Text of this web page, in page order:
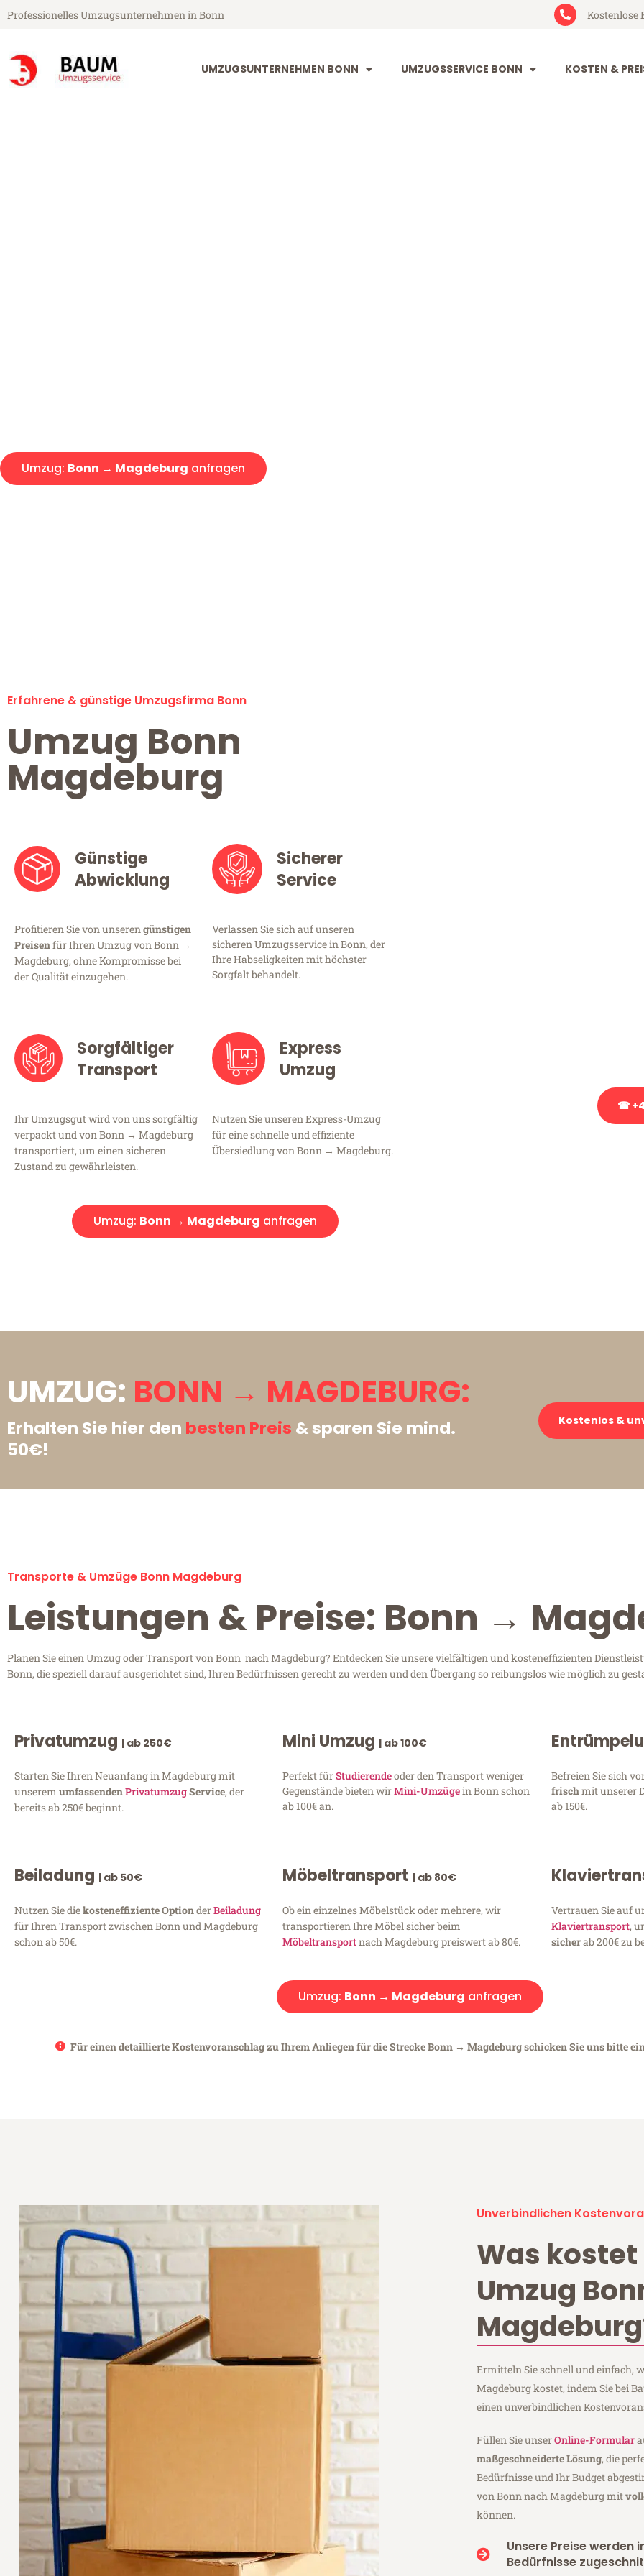
Professionelles Umzugsunternehmen in Bonn Kostenlose
UMZUGSUNTERNEHMEN BONN UMZUGSSERVICE BONN KOSTEN &
Umzug: Bonn → Magdeburg anfragen
Erfahrene & günstige Umzugsfirma Bonn
Umzug Bonn
Magdeburg
Günstige
Abwicklung
Profitieren Sie von unserengünstigen
Preisenfür Ihren Umzug von Bonn →
Magdeburg, ohne Kompromisse bei
der Qualität einzugehen.
Sicherer
Service
Verlassen Sie sich auf unseren
sicheren Umzugsservice in Bonn, der
Ihre Habseligkeiten mit höchster
Sorgfalt behandelt.
Sorgfältiger
Transport
Ihr Umzugsgut wird von uns sorgfältig
verpackt und von Bonn → Magdeburg
transportiert, um einen sicheren
Zustand zu gewährleisten.
Express
Umzug
Nutzen Sie unseren Express-Umzug
für eine schnelle und effiziente
Übersiedlung von Bonn → Magdeburg.
Umzug: Bonn → Magdeburg anfragen
☎
UMZUG: BONN → MAGDEBURG:
Erhalten Sie hier den besten Preis & sparen Sie mind.
50€!
Kostenlos &
Transporte & Umzüge Bonn Magdeburg
Leistungen & Preise: Bonn →
Planen Sie einen Umzug oder Transport von Bonn nach Magdeburg? Entdecken Sie unsere vielfältigen und kosteneffizienten
Bonn, die speziell darauf ausgerichtet sind, Ihren Bedürfnissen gerecht zu werden und den Übergang so reibungslos wie möglich zu
Privatumzug | ab 250€
Starten Sie Ihren Neuanfang in Magdeburg mit
unserem umfassendenPrivatumzugService, der
bereits ab 250€ beginnt.
Mini Umzug | ab 100€
Perfekt fürStudierendeoder den Transport weniger
Gegenstände bieten wirMini-Umzügein Bonn schon
ab 100€ an.
Befreien Sie sich
frischmit unserer
ab 150€.
Beiladung | ab 50€
Nutzen Sie diekosteneffiziente OptionderBeiladung
für Ihren Transport zwischen Bonn und Magdeburg
schon ab 50€.
Möbeltransport | ab 80€
Ob ein einzelnes Möbelstück oder mehrere, wir
transportieren Ihre Möbel sicher beim
Möbeltransportnach Magdeburg preiswert ab 80€.
Vertrauen Sie auf
Klaviertransport,
sicherab 200€ zu
Umzug: Bonn → Magdeburg anfragen
Für einen detaillierte Kostenvoranschlag zu Ihrem Anliegen für die Strecke Bonn → Magdeburg schicken Sie uns bitte
Unverbindlichen
Was kostet
Umzug
Ermitteln Sie schnell und einfach,
Magdeburg kostet, indem Sie bei
einen unverbindlichen
Füllen Sie unserOnline-Formular
maßgeschneiderte Lösung, die
Bedürfnisse und Ihr Budget
von Bonn nach Magdeburg mit
können.
Unsere Preise werden
Bedürfnisse